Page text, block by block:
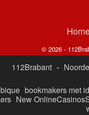
© 2026 -
112Brabant -
bookmakers met
New